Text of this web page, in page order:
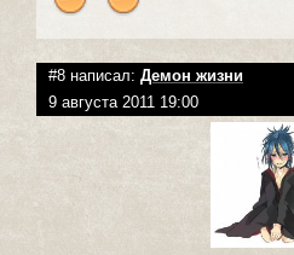
#8 написал: Демон жизни
9 августа 2011 19:00